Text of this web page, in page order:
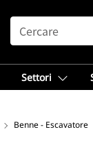
SEARCH
Settori
Benne - Escavatore